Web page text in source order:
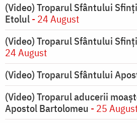
(Video) Troparul Sfântului
Etolul- 24 August
(Video) Troparul Sfântului
24 August
(Video) Troparul Sfântului
(Video) Troparul aducerii
Apostol Bartolomeu - 25